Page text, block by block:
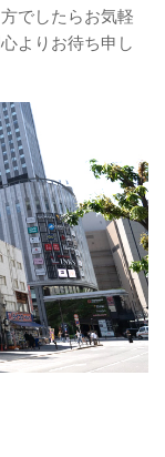
でしたらお気軽
よりお待ち申し